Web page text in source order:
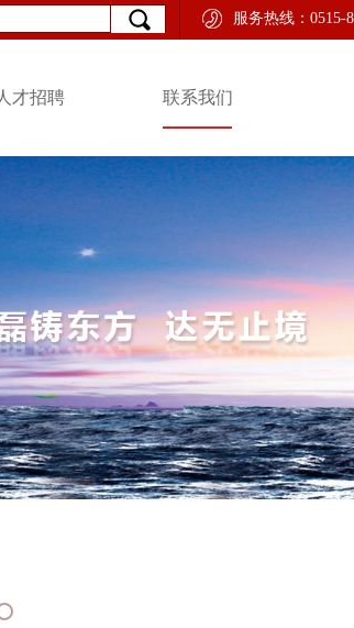
服务热线：0515-
产65亿元，员工6000多人。 江苏磊达股份有限公司
人才招聘 联系我们